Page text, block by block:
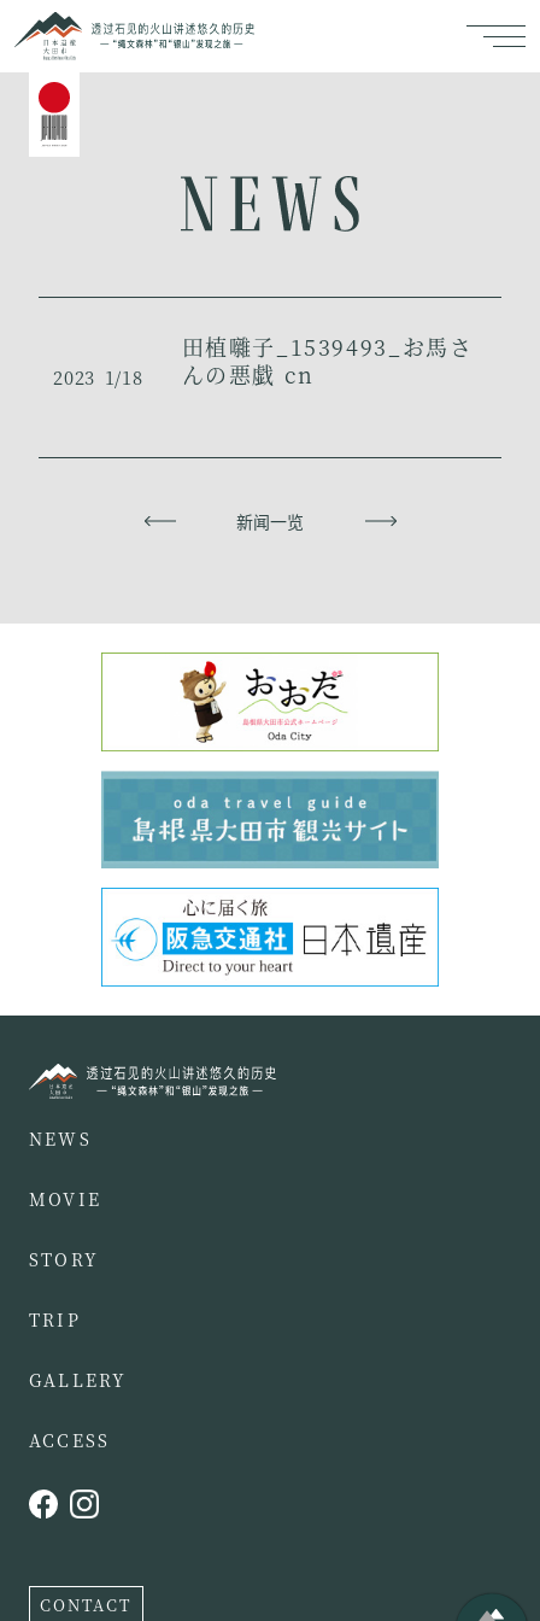
2023 1/18
田植囃子_1539493_お馬さ
んの悪戯 cn
新闻一览
NEWS
MOVIE
STORY
TRIP
GALLERY
ACCESS
CONTACT